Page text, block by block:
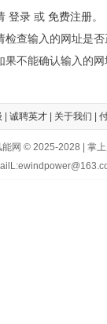
登录 或 免费注册。
检查输入的网址是
果不能确认输入的
诚聘英才| 关于我们
能网 © 2025-2028 | 掌